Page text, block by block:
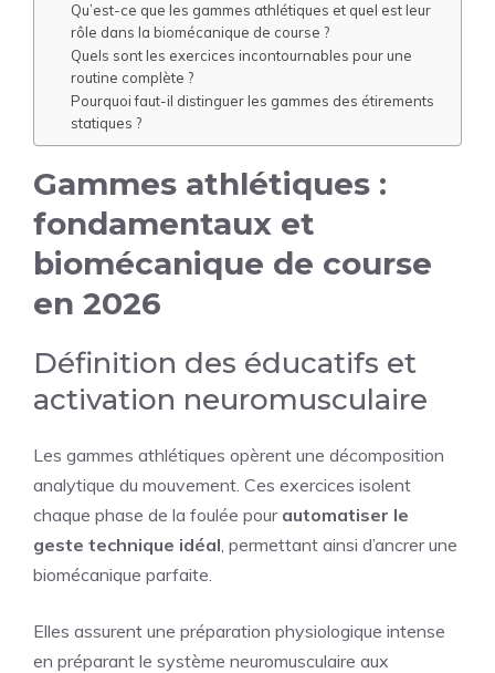
Qu’est-ce que les gammes athlétiques et quel est leur
rôle dans la biomécanique de course ?
Quels sont les exercices incontournables pour une
routine complète ?
Pourquoi faut-il distinguer les gammes des étirements
statiques ?
Gammes athlétiques :
fondamentaux et
biomécanique de course
en 2026
Définition des éducatifs et
activation neuromusculaire
Les gammes athlétiques opèrent une décomposition
analytique du mouvement. Ces exercices isolent
chaque phase de la foulée pour automatiser le
geste technique idéal, permettant ainsi d’ancrer une
biomécanique parfaite.
Elles assurent une préparation physiologique intense
en préparant le système neuromusculaire aux